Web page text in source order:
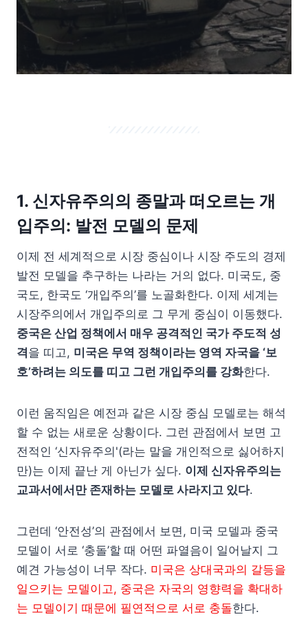
1. 신자유주의의 종말과 떠오르는 개
입주의: 발전 모델의 문제
이제 전 세계적으로 시장 중심이나 시장 주도의 경제
발전 모델을 추구하는 나라는 거의 없다. 미국도, 중
국도, 한국도 ‘개입주의’를 노골화한다. 이제 세계는
시장주의에서 개입주의로 그 무게 중심이 이동했다.
중국은 산업 정책에서 매우 공격적인 국가 주도적 성
격을 띠고, 미국은 무역 정책이라는 영역 자국을 ‘보
호’하려는 의도를 띠고 그런 개입주의를 강화한다.
이런 움직임은 예전과 같은 시장 중심 모델로는 해석
할 수 없는 새로운 상황이다. 그런 관점에서 보면 고
전적인 ‘신자유주의'(라는 말을 개인적으로 싫어하지
만)는 이제 끝난 게 아닌가 싶다. 이제 신자유주의는
교과서에서만 존재하는 모델로 사라지고 있다.
그런데 ‘안전성’의 관점에서 보면, 미국 모델과 중국
모델이 서로 ‘충돌’할 때 어떤 파열음이 일어날지 그
예견 가능성이 너무 작다. 미국은 상대국과의 갈등을
일으키는 모델이고, 중국은 자국의 영향력을 확대하
는 모델이기 때문에 필연적으로 서로 충돌한다.